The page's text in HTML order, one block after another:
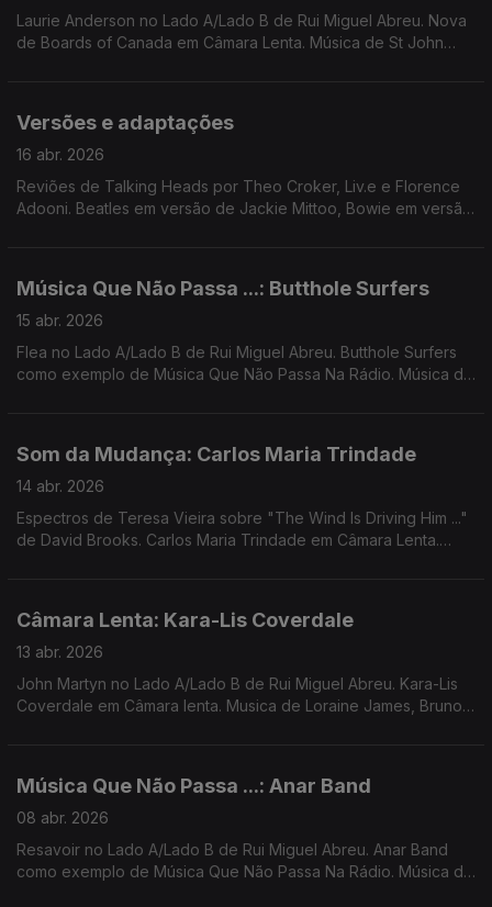
Laurie Anderson no Lado A/Lado B de Rui Miguel Abreu. Nova
de Boards of Canada em Câmara Lenta. Música de St John
Versões e adaptações
16 abr. 2026
Reviões de Talking Heads por Theo Croker, Liv.e e Florence
Adooni. Beatles em versão de Jackie Mittoo, Bowie em versão
Música Que Não Passa ...: Butthole Surfers
15 abr. 2026
Flea no Lado A/Lado B de Rui Miguel Abreu. Butthole Surfers
como exemplo de Música Que Não Passa Na Rádio. Música de
Som da Mudança: Carlos Maria Trindade
14 abr. 2026
Espectros de Teresa Vieira sobre "The Wind Is Driving Him ..."
de David Brooks. Carlos Maria Trindade em Câmara Lenta.
Câmara Lenta: Kara-Lis Coverdale
13 abr. 2026
John Martyn no Lado A/Lado B de Rui Miguel Abreu. Kara-Lis
Coverdale em Câmara lenta. Musica de Loraine James, Bruno
Música Que Não Passa ...: Anar Band
08 abr. 2026
Resavoir no Lado A/Lado B de Rui Miguel Abreu. Anar Band
como exemplo de Música Que Não Passa Na Rádio. Música de